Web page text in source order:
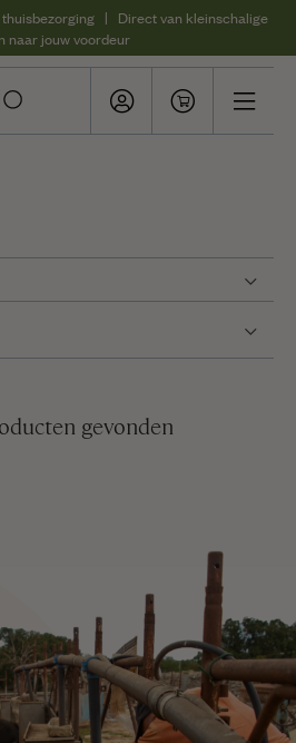
thuisbezorging | Direct van kleinschalige
naar jouw voordeur
gevonden